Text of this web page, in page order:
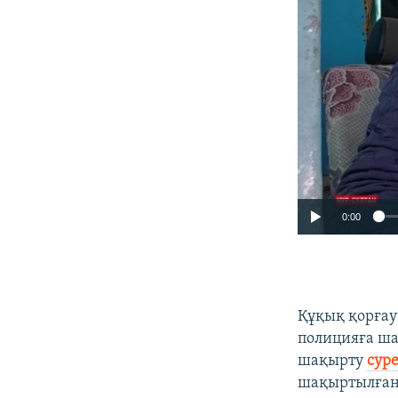
0:00
Құқық
полицияға
шақырту
шақыртылған